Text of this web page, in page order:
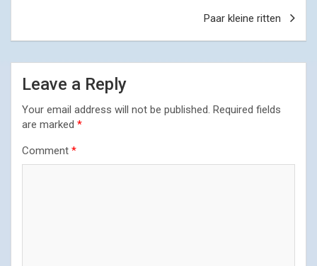
Paar kleine ritten
Leave a Reply
Your email address will not be published. Required fields
are marked *
Comment *